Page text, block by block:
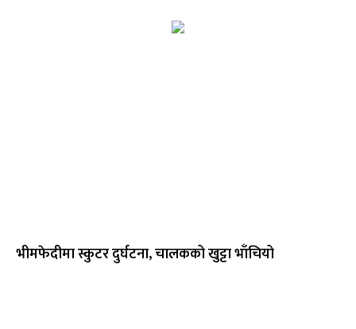
भीमफेदीमा स्कुटर दुर्घटना, चालकको खुट्टा भाँचियो